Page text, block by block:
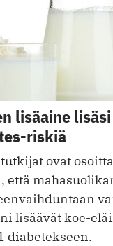
lisäaine
riskiä
ovat
että
lisäävät koe-
diabetekseen.